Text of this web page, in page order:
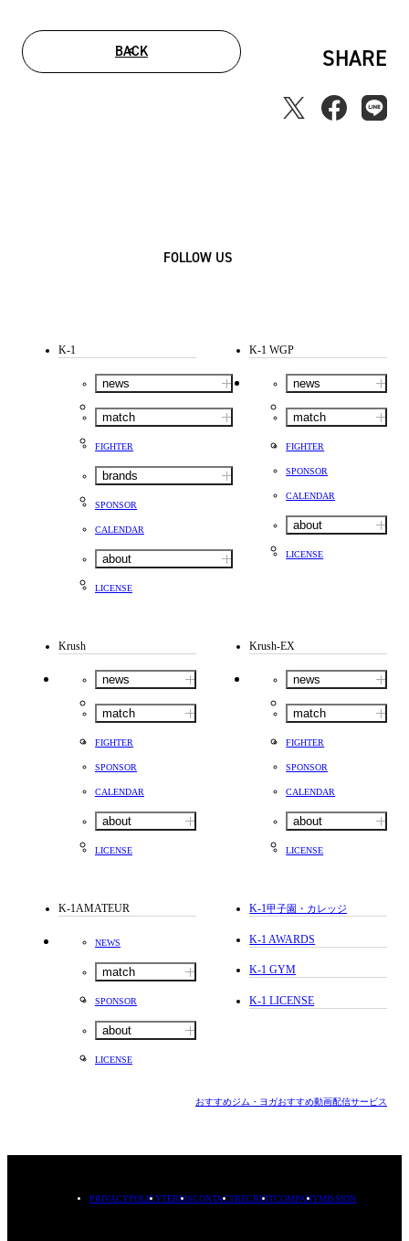
BACK SHARE
FOLLOW US
K-1
news
match
FIGHTER
brands
SPONSOR
CALENDAR
about
LICENSE
K-1 WGP
news
match
FIGHTER
SPONSOR
CALENDAR
about
LICENSE
Krush
news
match
FIGHTER
SPONSOR
CALENDAR
about
LICENSE
Krush-EX
news
match
FIGHTER
SPONSOR
CALENDAR
about
LICENSE
K-1AMATEUR
NEWS
match
SPONSOR
about
LICENSE
K-1甲子園・カレッジ
K-1 AWARDS
K-1 GYM
K-1 LICENSE
おすすめジム・ヨガおすすめ動画配信サービス
PRIVACYPOLICYTERMSCONTACTRECRUITCOMPANYMISSION